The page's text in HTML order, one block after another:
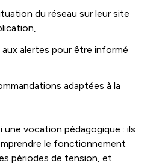
du réseau sur leur site
alertes pour être informé
adaptées à la
vocation pédagogique : ils
le fonctionnement
périodes de tension, et